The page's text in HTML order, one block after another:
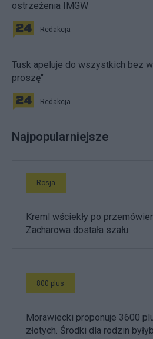
ostrzeżenia IMGW
Redakcja
Tusk apeluje do wszystkich bez
proszę"
Redakcja
Najpopularniejsze
Rosja
Kreml wściekły po
Zacharowa dostała szału
800 plus
Morawiecki proponuje 3600
złotych. Środki dla rodzin